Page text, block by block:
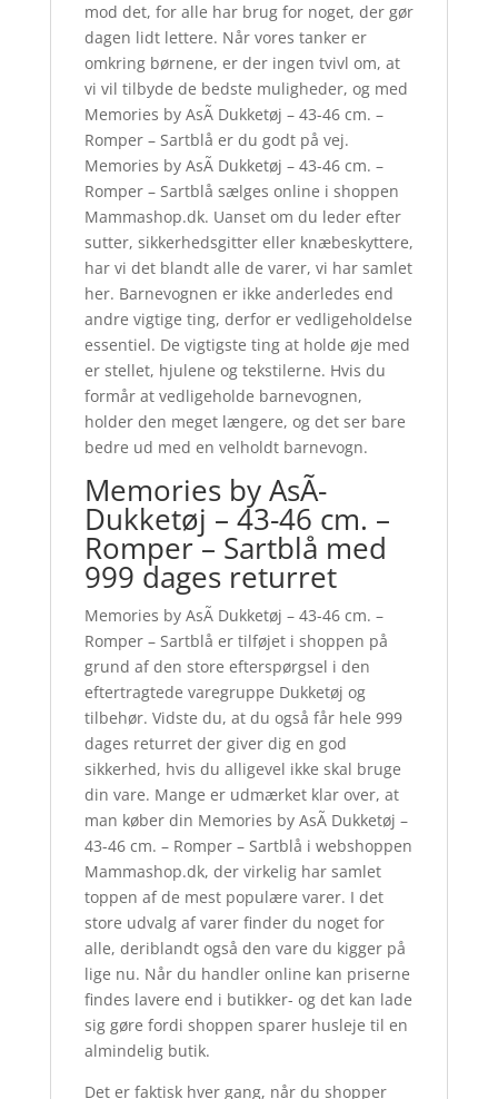
mod det, for alle har brug for noget, der gør
dagen lidt lettere. Når vores tanker er
omkring børnene, er der ingen tvivl om, at
vi vil tilbyde de bedste muligheder, og med
Memories by AsÃ­ Dukketøj – 43-46 cm. –
Romper – Sartblå er du godt på vej.
Memories by AsÃ­ Dukketøj – 43-46 cm. –
Romper – Sartblå sælges online i shoppen
Mammashop.dk. Uanset om du leder efter
sutter, sikkerhedsgitter eller knæbeskyttere,
har vi det blandt alle de varer, vi har samlet
her. Barnevognen er ikke anderledes end
andre vigtige ting, derfor er vedligeholdelse
essentiel. De vigtigste ting at holde øje med
er stellet, hjulene og tekstilerne. Hvis du
formår at vedligeholde barnevognen,
holder den meget længere, og det ser bare
bedre ud med en velholdt barnevogn.
Memories by AsÃ­
Dukketøj – 43-46 cm. –
Romper – Sartblå med
999 dages returret
Memories by AsÃ­ Dukketøj – 43-46 cm. –
Romper – Sartblå er tilføjet i shoppen på
grund af den store efterspørgsel i den
eftertragtede varegruppe Dukketøj og
tilbehør. Vidste du, at du også får hele 999
dages returret der giver dig en god
sikkerhed, hvis du alligevel ikke skal bruge
din vare. Mange er udmærket klar over, at
man køber din Memories by AsÃ­ Dukketøj –
43-46 cm. – Romper – Sartblå i webshoppen
Mammashop.dk, der virkelig har samlet
toppen af de mest populære varer. I det
store udvalg af varer finder du noget for
alle, deriblandt også den vare du kigger på
lige nu. Når du handler online kan priserne
findes lavere end i butikker- og det kan lade
sig gøre fordi shoppen sparer husleje til en
almindelig butik.
Det er faktisk hver gang, når du shopper